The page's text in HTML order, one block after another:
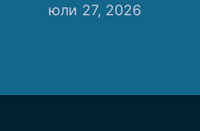
юли 27, 2026